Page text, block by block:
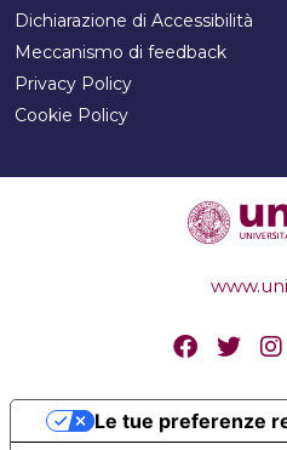
Dichiarazione di Accessibilità
Meccanismo di feedback
Privacy Policy
Cookie Policy
Le tue preferenze